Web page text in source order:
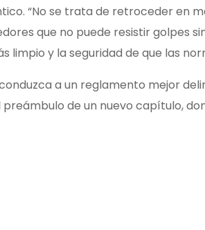
“No se trata de retroceder en
que no puede resistir golpes
y la seguridad de que las
a un reglamento mejor
preámbulo de un nuevo capítulo,